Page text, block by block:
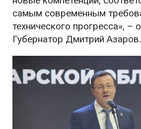
самым современным
технического прогресса», –
Губернатор Дмитрий Азаров.